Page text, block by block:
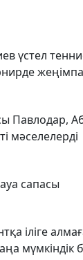
үстел
Павлодар,
мәселелерді
сапасы
іліге
мүмкіндік